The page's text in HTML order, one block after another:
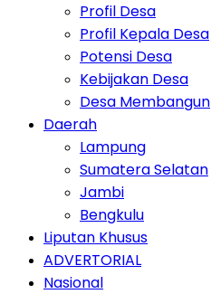
Profil Desa
Profil Kepala Desa
Potensi Desa
Kebijakan Desa
Desa Membangun
Daerah
Lampung
Sumatera Selatan
Jambi
Bengkulu
Liputan Khusus
ADVERTORIAL
Nasional